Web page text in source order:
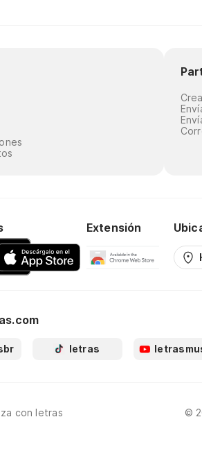
Extensión
letras
con letras ©